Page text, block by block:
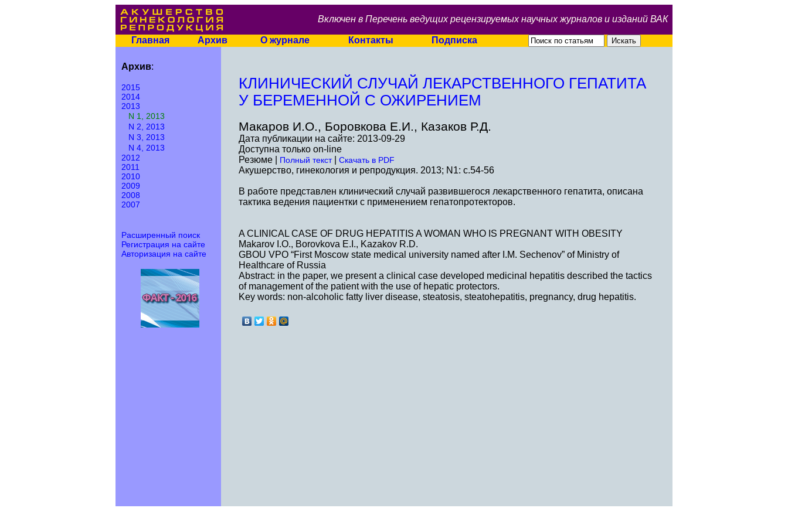
Включен в Перечень ведущих рецензируемых научных журналов и изданий ВАК
Главная Архив О журнале Контакты Подписка
Архив:
2015
2014
2013
N 1, 2013
N 2, 2013
N 3, 2013
N 4, 2013
2012
2011
2010
2009
2008
2007
Расширенный поиск
Регистрация на сайте
Авторизация на сайте
КЛИНИЧЕСКИЙ СЛУЧАЙ ЛЕКАРСТВЕННОГО ГЕПАТИТА
У БЕРЕМЕННОЙ С ОЖИРЕНИЕМ
Макаров И.О., Боровкова Е.И., Казаков Р.Д.
Дата публикации на сайте: 2013-09-29
Доступна только on-line
Резюме | Полный текст| Скачать в PDF
Акушерство, гинекология и репродукция. 2013; N1: c.54-56
В работе представлен клинический случай развившегося лекарственного гепатита, описана
тактика ведения пациентки с применением гепатопротекторов.
A CLINICAL CASE OF DRUG HEPATITIS A WOMAN WHO IS PREGNANT WITH OBESITY
Makarov I.O., Borovkova E.I., Kazakov R.D.
GBOU VPO “First Moscow state medical university named after I.M. Sechenov” of Ministry of
Healthcare of Russia
Abstract: in the paper, we present a clinical case developed medicinal hepatitis described the tactics
of management of the patient with the use of hepatic protectors.
Key words: non-alcoholic fatty liver disease, steatosis, steatohepatitis, pregnancy, drug hepatitis.